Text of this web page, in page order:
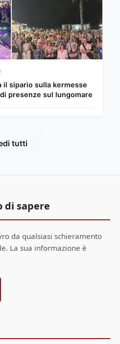
il sipario sulla kermesse
presenze sul lungomare
tutti
sapere
da qualsiasi schieramento
La sua informazione è